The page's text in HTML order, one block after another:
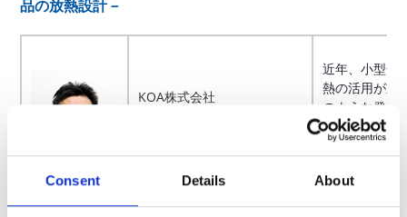
Consent Details About
品の放熱設計－
KOA株式会社
有賀 善紀
近年、小型化
熱の活用が重
のような発熱
アップも相ま
ら温度上昇
交えて解説し